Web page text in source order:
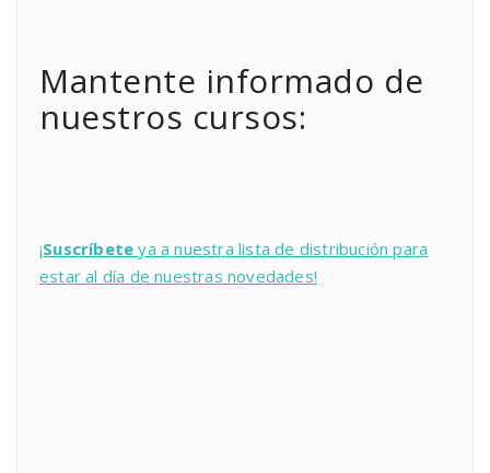
Mantente informado de
nuestros cursos:
¡Suscríbete ya a nuestra lista de distribución para
estar al día de nuestras novedades!